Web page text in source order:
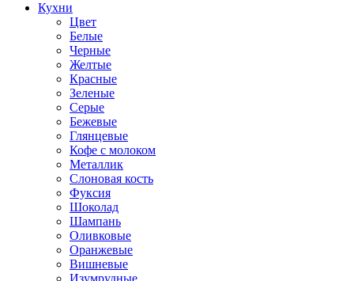
Кухни
Цвет
Белые
Черные
Желтые
Красные
Зеленые
Серые
Бежевые
Глянцевые
Кофе с молоком
Металлик
Слоновая кость
Фуксия
Шоколад
Шампань
Оливковые
Оранжевые
Вишневые
Изумрудные